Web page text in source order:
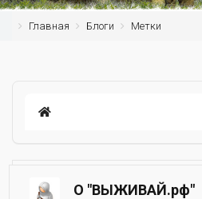
Главная Блоги Метки
О "ВЫЖИВАЙ.рф"